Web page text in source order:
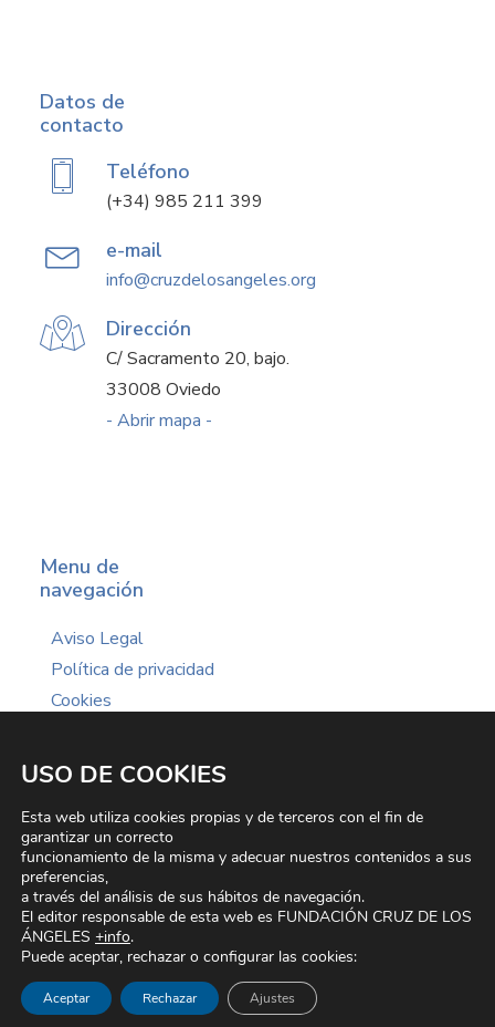
Datos de
contacto
Teléfono
(+34) 985 211 399
e-mail
info@cruzdelosangeles.org
Dirección
C/ Sacramento 20, bajo.
33008 Oviedo
- Abrir mapa -
Menu de
navegación
Aviso Legal
Política de privacidad
Cookies
© 2026 Fundación Cruz de los Ángeles. | Todos los derechos reservados
Aviso legal|Protección de datos|Cookies
USO DE COOKIES
Esta web utiliza cookies propias y de terceros con el fin de
garantizar un correcto
funcionamiento de la misma y adecuar nuestros contenidos a sus
preferencias,
a través del análisis de sus hábitos de navegación.
El editor responsable de esta web es FUNDACIÓN CRUZ DE LOS
ÁNGELES +info.
Puede aceptar, rechazar o configurar las cookies:
Aceptar Rechazar Ajustes